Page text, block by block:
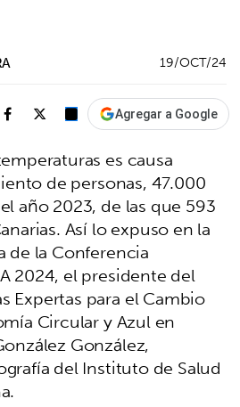
19/OCT/24
Agregar a Google
es causa
de personas, 47.000
año 2023, de las que 593
Así lo expuso en la
de la Conferencia
2024, el presidente del
Expertas para el Cambio
Circular y Azul en
González,
del Instituto de Salud